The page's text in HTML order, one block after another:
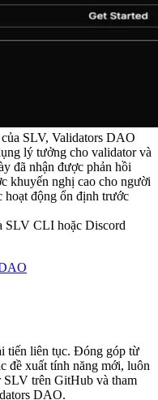
SLV, Validators DAO
lý tưởng cho validator và
đã nhận được phản hồi
khuyến nghị cao cho người
hoạt động ổn định trước
SLV CLI hoặc Discord
tiến liên tục. Đóng góp từ
đề xuất tính năng mới, luôn
SLV trên GitHub và tham
DAO.